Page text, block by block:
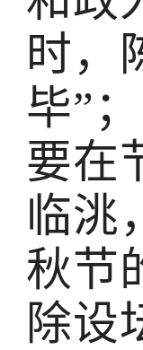
时，
毕”
要在
临洮
秋节
除设